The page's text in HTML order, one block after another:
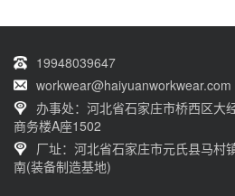
19948039647
workwear@haiyuanworkwear.com
办事处：河北省石家庄市桥西区大
商务楼A座1502
厂址：河北省石家庄市元氏县马村
南(装备制造基地)